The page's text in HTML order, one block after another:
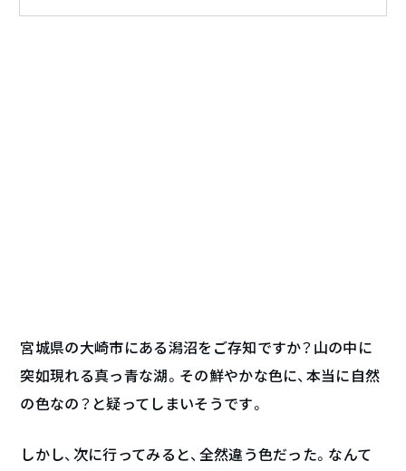
宮城県の大崎市にある潟沼をご存知ですか？山の中に
突如現れる真っ青な湖。その鮮やかな色に、本当に自然
の色なの？と疑ってしまいそうです。
しかし、次に行ってみると、全然違う色だった。なんて